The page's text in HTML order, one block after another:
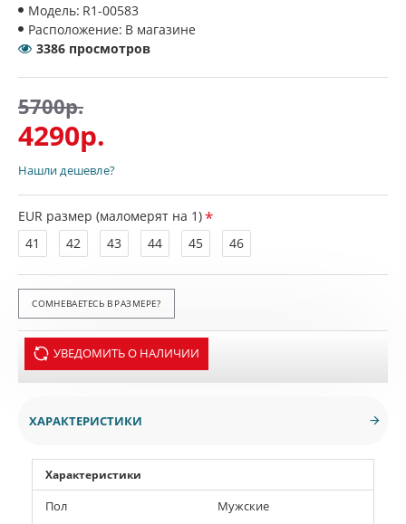
4290р.
5700р.
Модель: R1-00583
Расположение: В магазине
3386 просмотров
EUR размер (маломерят на 1)
41
42 43 44 45 46
УВЕДОМИТЬ О НАЛИЧИИ
Нашли дешевле?
ХАРАКТЕРИСТИКИ
Характеристики
Пол
Мужские
СОМНЕВАЕТЕСЬ В РАЗМЕРЕ?